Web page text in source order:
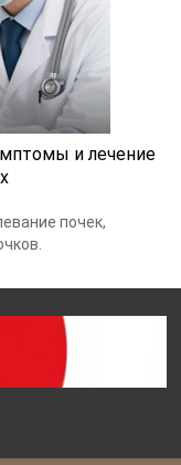
и лечение
почек,